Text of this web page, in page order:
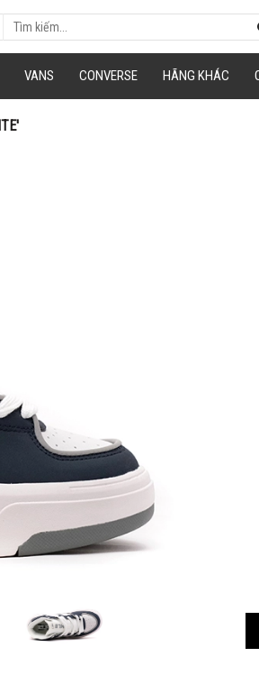
VANS CONVERSE HÃNG KHÁC
tương ứng và dán vào phần Mã khuyến mãi ở
Mã giảm 40% cho các sản phẩm thuộc mặt
Hạn sử dung: 20/10/2020